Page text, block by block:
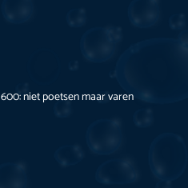
niet poetsen maar varen